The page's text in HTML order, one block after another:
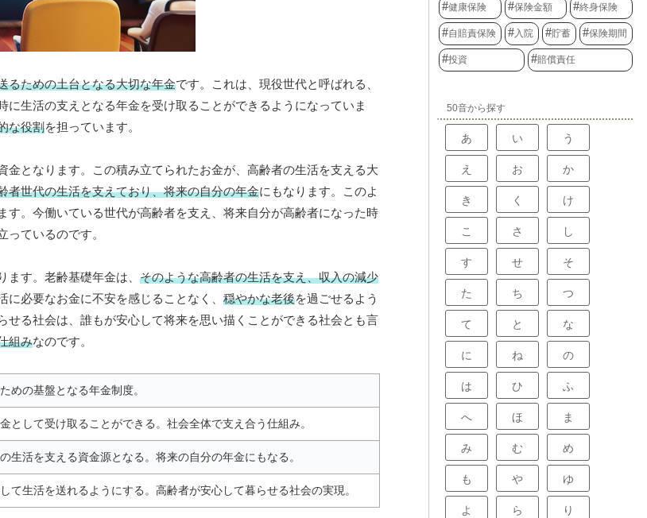
るための土台となる大切な年金です。これは、現役世代と呼ばれる、
生活の支えとなる年金を受け取ることができるようになっていま
な役割を担っています。
となります。この積み立てられたお金が、高齢者の生活を支える大
者世代の生活を支えており、将来の自分の年金にもなります。このよ
す。今働いている世代が高齢者を支え、将来自分が高齢者になった時
ているのです。
す。老齢基礎年金は、 そのような高齢者の生活を支え、収入の減少
必要なお金に不安を感じることなく、 穏やかな老後を過ごせるよう
せる社会は、誰もが安心して将来を思い描くことができる社会とも言
組みなのです。
めの基盤となる年金制度。
して受け取ることができる。社会全体で支え合う仕組み。
活を支える資金源となる。将来の自分の年金にもなる。
生活を送れるようにする。高齢者が安心して暮らせる社会の実現。
健康保険 保険金額 終身保険
自賠責保険 入院 貯蓄 保険期間
投資 賠償責任
50音から探す
あ い う
え お か
き く け
こ さ し
す せ そ
た ち つ
て と な
に ね の
は ひ ふ
へ ほ ま
み む め
も や ゆ
よ ら り